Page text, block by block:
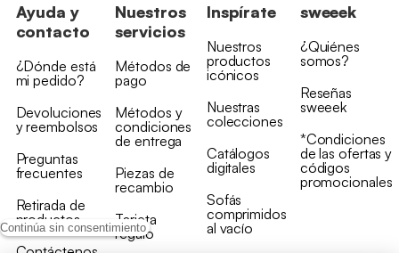
Continúa sin consentimiento
Ayuda y
contacto
¿Dónde está
mi pedido?
Devoluciones
y reembolsos
Preguntas
frecuentes
Retirada de
productos
Contáctenos
Nuestros
servicios
Métodos de
pago
Métodos y
condiciones
de entrega
Piezas de
recambio
Tarjeta
regalo
Inspírate
Nuestros
productos
icónicos
Nuestras
colecciones
Catálogos
digitales
Sofás
comprimidos
al vacío
sweeek
¿Quiénes
somos?
Reseñas
sweeek
*Condiciones
de las ofertas y
códigos
promocionales